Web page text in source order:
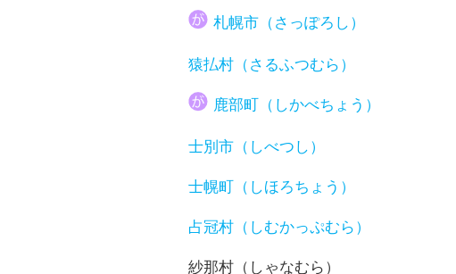
札幌市（さっぽろし）
猿払村（さるふつむら）
鹿部町（しかべちょう）
士別市（しべつし）
士幌町（しほろちょう）
占冠村（しむかっぷむら）
紗那村（しゃなむら）